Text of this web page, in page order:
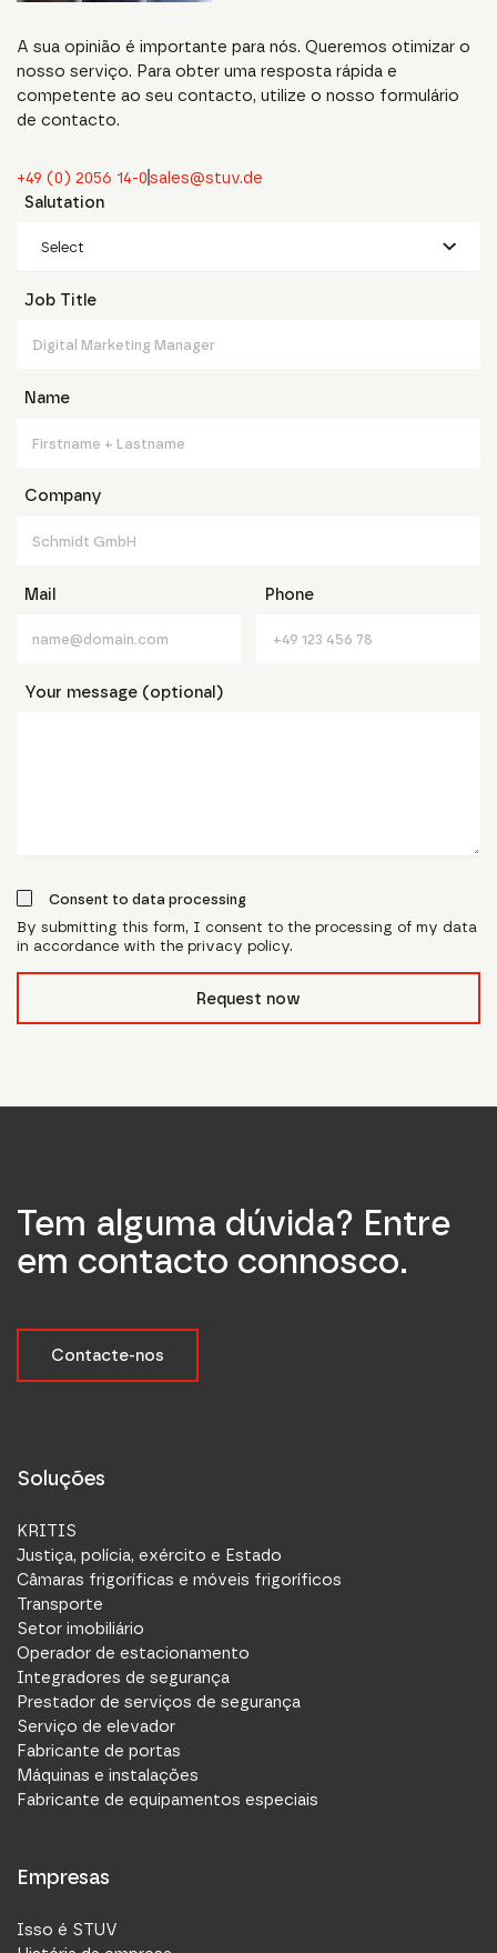
A sua opinião é importante para nós. Queremos otimizar o
nosso serviço. Para obter uma resposta rápida e
competente ao seu contacto, utilize o nosso formulário
de contacto.
+49 (0) 2056 14-0sales@stuv.de
Salutation
Select
Job Title
Name
Company
Mail Phone
Your message (optional)
Consent to data processing
By submitting this form, I consent to the processing of my data
in accordance with the privacy policy.
Request now
Tem alguma dúvida? Entre
em contacto connosco.
Contacte-nos
Soluções
KRITIS
Justiça, polícia, exército e Estado
Câmaras frigoríficas e móveis frigoríficos
Transporte
Setor imobiliário
Operador de estacionamento
Integradores de segurança
Prestador de serviços de segurança
Serviço de elevador
Fabricante de portas
Máquinas e instalações
Fabricante de equipamentos especiais
Empresas
Isso é STUV